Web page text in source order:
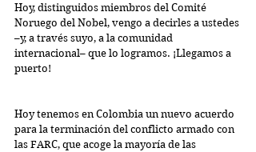
Hoy, distinguidos miembros del Comité
Noruego del Nobel, vengo a decirles a ustedes
–y, a través suyo, a la comunidad
internacional– que lo logramos. ¡Llegamos a
puerto!
Hoy tenemos en Colombia un nuevo acuerdo
para la terminación del conflicto armado con
las FARC, que acoge la mayoría de las